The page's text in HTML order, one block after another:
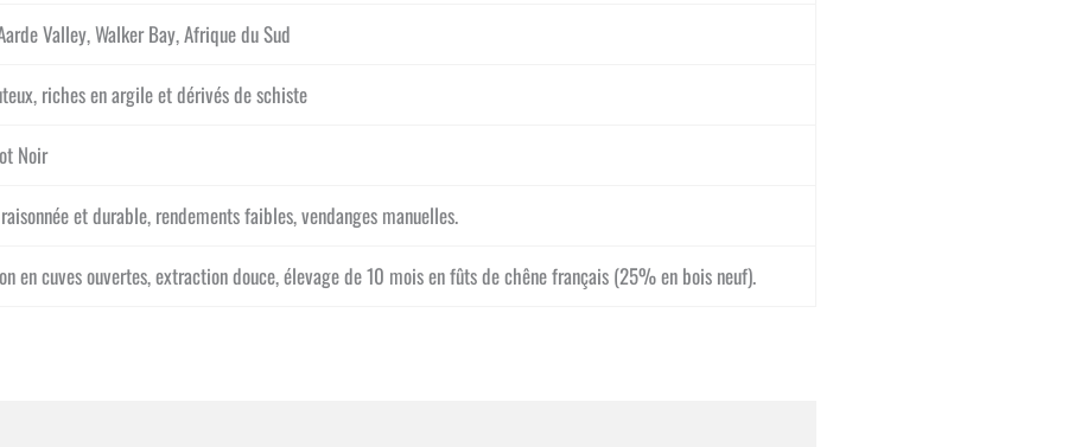
Valley, Walker Bay, Afrique du Sud
riches en argile et dérivés de schiste
Noir
et durable, rendements faibles, vendanges manuelles.
en cuves ouvertes, extraction douce, élevage de 10 mois en fûts de chêne français (25% en bois neuf).